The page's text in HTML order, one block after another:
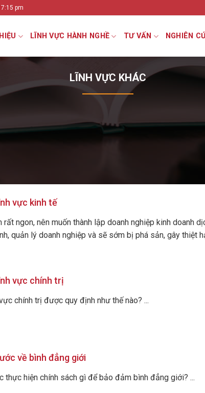
pm
LĨNH VỰC HÀNH NGHỀ TƯ VẤN NGHIÊN
LĨNH VỰC KHÁC
vực kinh tế
ngon, nên muốn thành lập doanh nghiệp kinh doanh
quản lý doanh nghiệp và sẽ sớm bị phá sản, gây thiệt
vực chính trị
chính trị được quy định như thế nào? ...
về bình đẳng giới
thực hiện chính sách gì để bảo đảm bình đẳng giới? ...